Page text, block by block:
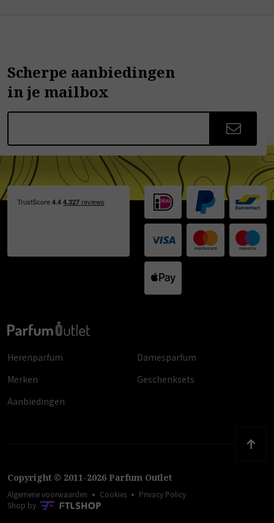
Scherpe aanbiedingen
in je mailbox
Herenparfum
Damesparfum
Merken
Geschenksets
Aanbiedingen
Copyright © 2011-2026 Parfum Outlet
Algemene voorwaarden Cookies
Privacy Policy
Shop by